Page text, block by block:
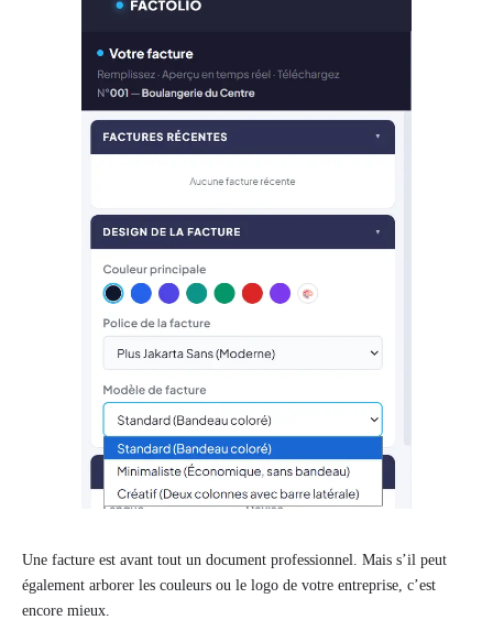
Une facture est avant tout un document professionnel. Mais s’il peut
également arborer les couleurs ou le logo de votre entreprise, c’est
encore mieux.